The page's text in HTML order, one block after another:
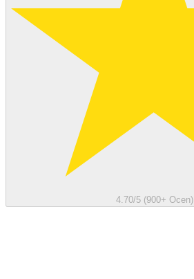
4.70/5 (900+ Ocen)